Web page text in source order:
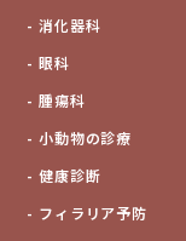
消化器科
眼科
腫瘍科
小動物の診療
健康診断
フィラリア予防